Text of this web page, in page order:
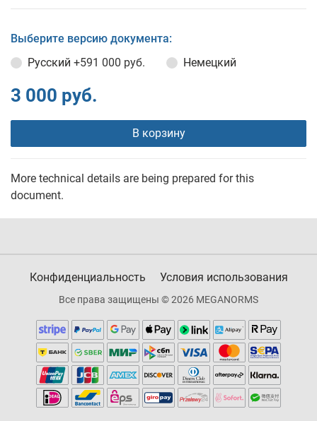
Выберите версию документа:
Русский +591 000 руб. Немецкий
3 000 руб.
В корзину
More technical details are being prepared for this
document.
Конфиденциальность Условия использования
Все права защищены © 2026 MEGANORMS